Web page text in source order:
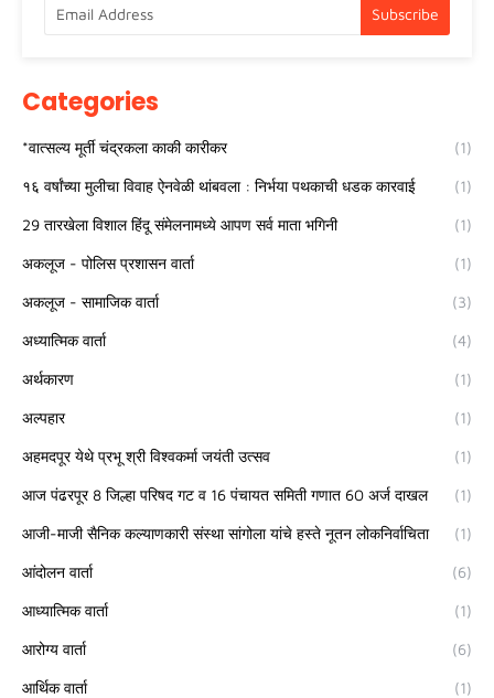
Categories
*वात्सल्य मूर्ती चंद्रकला काकी कारीकर (1)
१६ वर्षांच्या मुलीचा विवाह ऐनवेळी थांबवला : निर्भया पथकाची धडक कारवाई (1)
29 तारखेला विशाल हिंदू संमेलनामध्ये आपण सर्व माता भगिनी (1)
अकलूज - पोलिस प्रशासन वार्ता (1)
अकलूज - सामाजिक वार्ता (3)
अध्यात्मिक वार्ता (4)
अर्थकारण (1)
अल्पहार (1)
अहमदपूर येथे प्रभू श्री विश्वकर्मा जयंती उत्सव (1)
आज पंढरपूर 8 जिल्हा परिषद गट व 16 पंचायत समिती गणात 60 अर्ज दाखल (1)
आजी-माजी सैनिक कल्याणकारी संस्था सांगोला यांचे हस्ते नूतन लोकनिर्वाचिता (1)
आंदोलन वार्ता (6)
आध्यात्मिक वार्ता (1)
आरोग्य वार्ता (6)
आर्थिक वार्ता (1)